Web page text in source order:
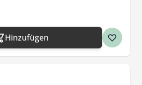
Hinzufügen